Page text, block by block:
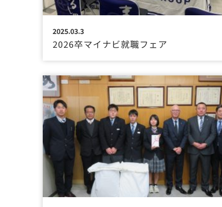
2025.03.3
2026卒マイナビ就職フェア